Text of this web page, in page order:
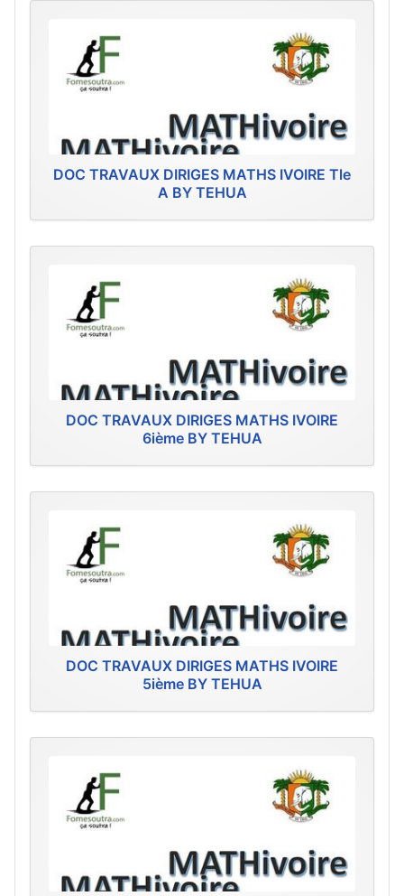
DOC TRAVAUX DIRIGES MATHS IVOIRE Tle
A BY TEHUA
DOC TRAVAUX DIRIGES MATHS IVOIRE
6ième BY TEHUA
DOC TRAVAUX DIRIGES MATHS IVOIRE
5ième BY TEHUA